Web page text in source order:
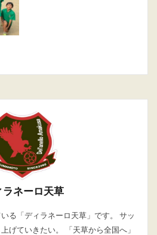
ラネーロ天草
る「ディラネーロ天草」です。 サッ
げていきたい。 「天草から全国へ」